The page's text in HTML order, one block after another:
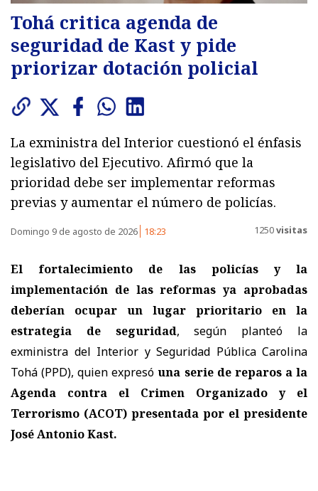
Tohá critica agenda de
seguridad de Kast y pide
priorizar dotación policial
La exministra del Interior cuestionó el énfasis
legislativo del Ejecutivo. Afirmó que la
prioridad debe ser implementar reformas
previas y aumentar el número de policías.
Domingo 9 de agosto de 2026 18:23 1250visitas
El fortalecimiento de las policías y la
implementación de las reformas ya aprobadas
deberían ocupar un lugar prioritario en la
estrategia de seguridad, según planteó la
exministra del Interior y Seguridad Pública Carolina
Tohá (PPD), quien expresóuna serie de reparos a la
Agenda contra el Crimen Organizado y el
Terrorismo (ACOT) presentada por el presidente
José Antonio Kast.